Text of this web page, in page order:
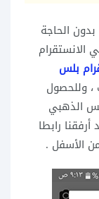
بدون الحاجة
الانستقرام
بلس
وللحصول
الذهبي
أرفقنا رابطا
الأسفل .